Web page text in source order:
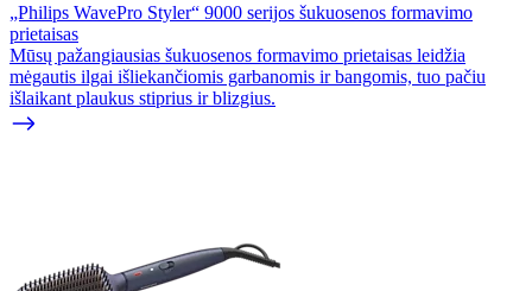
„Philips WavePro Styler“ 9000 serijos šukuosenos formavimo
prietaisas
Mūsų pažangiausias šukuosenos formavimo prietaisas leidžia
mėgautis ilgai išliekančiomis garbanomis ir bangomis, tuo pačiu
išlaikant plaukus stiprius ir blizgius.